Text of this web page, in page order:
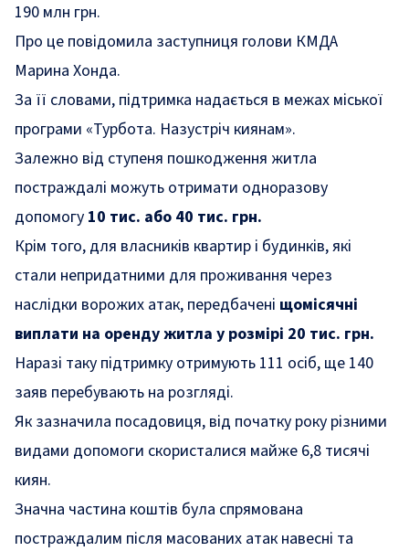
190 млн грн.
Про це повідомила заступниця голови КМДА
Марина Хонда.
За її словами, підтримка надається в межах міської
програми «Турбота. Назустріч киянам».
Залежно від ступеня пошкодження житла
постраждалі можуть отримати одноразову
допомогу 10 тис. або 40 тис. грн.
Крім того, для власників квартир і будинків, які
стали непридатними для проживання через
наслідки ворожих атак, передбачені щомісячні
виплати на оренду житла у розмірі 20 тис. грн.
Наразі таку підтримку отримують 111 осіб, ще 140
заяв перебувають на розгляді.
Як зазначила посадовиця, від початку року різними
видами допомоги скористалися майже 6,8 тисячі
киян.
Значна частина коштів була спрямована
постраждалим після масованих атак навесні та